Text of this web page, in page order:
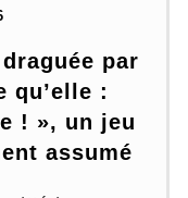
par
qu’elle :
! », un jeu
assumé